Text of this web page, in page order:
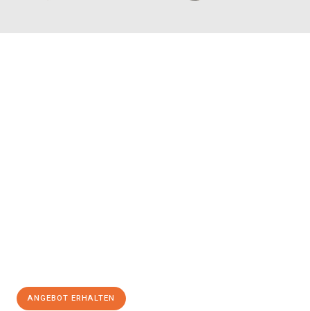
ANGEBOT ERHALTEN